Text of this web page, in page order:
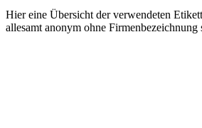
Hier eine Übersicht der verwendeten
allesamt anonym ohne Firmenbezeichnung